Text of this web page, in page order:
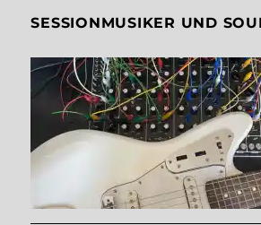
SESSIONMUSIKER UND